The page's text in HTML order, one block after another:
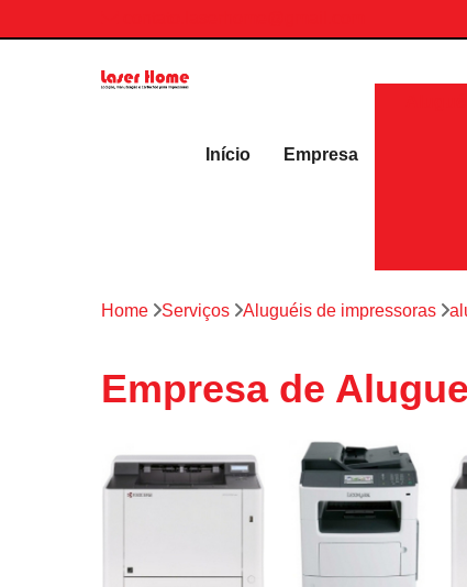
Início Empresa
Home Serviços Aluguéis de impressoras
Empresa de